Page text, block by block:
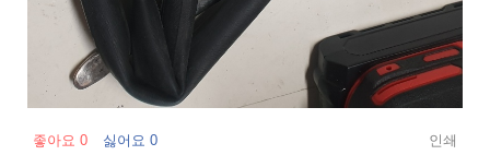
좋아요 0 싫어요 0 인쇄